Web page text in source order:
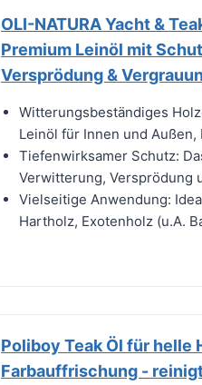
OLI-NATURA Yacht &
Premium Leinöl mit
Versprödung &
Witterungsbeständiges
Leinöl für Innen und
Tiefenwirksamer Schutz:
Verwitterung, Versprödung
Vielseitige Anwendung:
Hartholz, Exotenholz (u.A.
Poliboy Teak Öl für helle
Farbauffrischung -